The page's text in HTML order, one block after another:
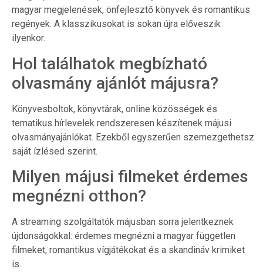
magyar megjelenések, önfejlesztő könyvek és romantikus
regények. A klasszikusokat is sokan újra előveszik
ilyenkor.
Hol találhatok megbízható
olvasmány ajánlót májusra?
Könyvesboltok, könyvtárak, online közösségek és
tematikus hírlevelek rendszeresen készítenek májusi
olvasmányajánlókat. Ezekből egyszerűen szemezgethetsz
saját ízlésed szerint.
Milyen májusi filmeket érdemes
megnézni otthon?
A streaming szolgáltatók májusban sorra jelentkeznek
újdonságokkal: érdemes megnézni a magyar független
filmeket, romantikus vígjátékokat és a skandináv krimiket
is.